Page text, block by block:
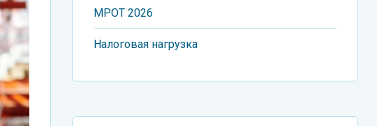
МРОT 2026
Налоговая нагрузка